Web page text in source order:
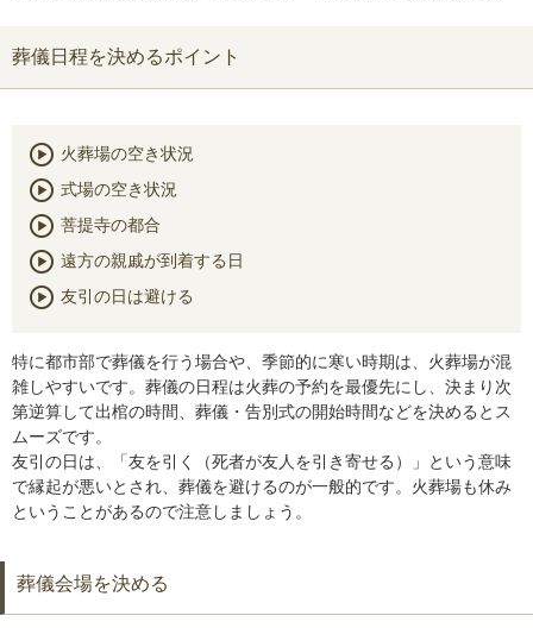
葬儀日程を決めるポイント
火葬場の空き状況
式場の空き状況
菩提寺の都合
遠方の親戚が到着する日
友引の日は避ける
特に都市部で葬儀を行う場合や、季節的に寒い時期は、火葬場が混
雑しやすいです。葬儀の日程は火葬の予約を最優先にし、決まり次
第逆算して出棺の時間、葬儀・告別式の開始時間などを決めるとス
ムーズです。
友引の日は、「友を引く（死者が友人を引き寄せる）」という意味
で縁起が悪いとされ、葬儀を避けるのが一般的です。火葬場も休み
ということがあるので注意しましょう。
葬儀会場を決める